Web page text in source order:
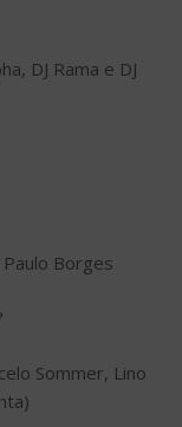
DJ Rama e DJ
Borges
Sommer, Lino